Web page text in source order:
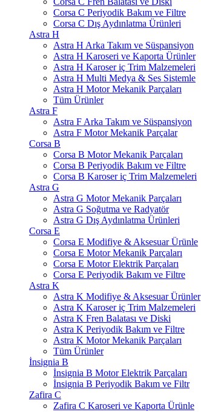
Corsa C Periyodik Bakım ve Filtre
Corsa C Dış Aydınlatma Ürünleri
Astra H
Astra H Arka Takım ve Süspansiyon
Astra H Karoseri ve Kaporta Ürünler
Astra H Karoser iç Trim Malzemeleri
Astra H Multi Medya & Ses Sistemle
Astra H Motor Mekanik Parçaları
Tüm Ürünler
Astra F
Astra F Arka Takım ve Süspansiyon
Astra F Motor Mekanik Parçalar
Corsa B
Corsa B Motor Mekanik Parçaları
Corsa B Periyodik Bakım ve Filtre
Corsa B Karoser iç Trim Malzemeleri
Astra G
Astra G Motor Mekanik Parçaları
Astra G Soğutma ve Radyatör
Astra G Dış Aydınlatma Ürünleri
Corsa E
Corsa E Modifiye & Aksesuar Ürünle
Corsa E Motor Mekanik Parçaları
Corsa E Motor Elektrik Parçaları
Corsa E Periyodik Bakım ve Filtre
Astra K
Astra K Modifiye & Aksesuar Ürünler
Astra K Karoser iç Trim Malzemeleri
Astra K Fren Balatası ve Diski
Astra K Periyodik Bakım ve Filtre
Astra K Motor Mekanik Parçaları
Tüm Ürünler
İnsignia B
İnsignia B Motor Elektrik Parçaları
İnsignia B Periyodik Bakım ve Filtr
Zafira C
Zafira C Karoseri ve Kaporta Ürünle